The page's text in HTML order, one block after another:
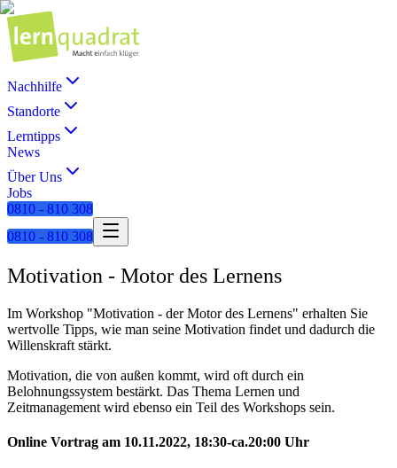
Nachhilfe
Standorte
Lerntipps
News
Über Uns
Jobs
0810 - 810 308
0810 - 810 308
Motivation - Motor des Lernens
Im Workshop "Motivation - der Motor des Lernens" erhalten Sie
wertvolle Tipps, wie man seine Motivation findet und dadurch die
Willenskraft stärkt.
Motivation, die von außen kommt, wird oft durch ein
Belohnungssystem bestärkt. Das Thema Lernen und
Zeitmanagement wird ebenso ein Teil des Workshops sein.
Online Vortrag am 10.11.2022, 18:30-ca.20:00 Uhr